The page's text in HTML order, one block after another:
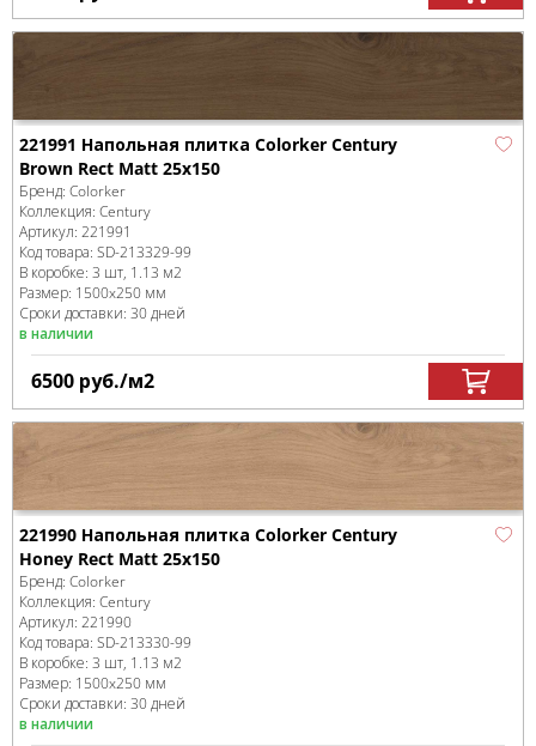
221991 Напольная плитка Colorker Century
Brown Rect Matt 25x150
Бренд: Colorker
Коллекция: Century
Артикул: 221991
Код товара: SD-213329-99
В коробке: 3 шт, 1.13 м2
Размер: 1500x250 мм
Сроки доставки: 30 дней
в наличии
6500 руб./м2
221990 Напольная плитка Colorker Century
Honey Rect Matt 25x150
Бренд: Colorker
Коллекция: Century
Артикул: 221990
Код товара: SD-213330-99
В коробке: 3 шт, 1.13 м2
Размер: 1500x250 мм
Сроки доставки: 30 дней
в наличии